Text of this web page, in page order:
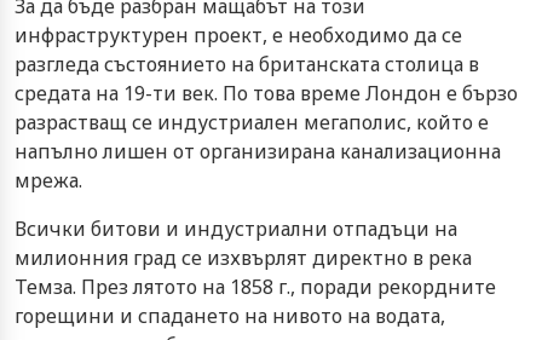
За да бъде разбран мащабът на този
инфраструктурен проект, е необходимо да се
разгледа състоянието на британската столица в
средата на 19-ти век. По това време Лондон е бързо
разрастващ се индустриален мегаполис, който е
напълно лишен от организирана канализационна
мрежа.
Всички битови и индустриални отпадъци на
милионния град се изхвърлят директно в река
Темза. През лятото на 1858 г., поради рекордните
горещини и спадането на нивото на водата,